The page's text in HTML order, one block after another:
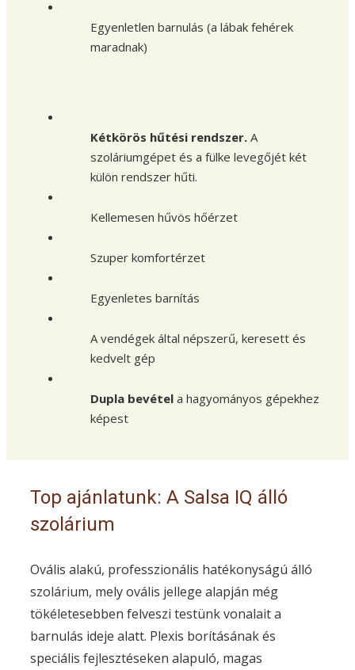
Egyenletlen barnulás (a lábak fehérek
maradnak)
Kétkörös hűtési rendszer. A
szoláriumgépet és a fülke levegőjét két
külön rendszer hűti.
Kellemesen hűvös hőérzet
Szuper komfortérzet
Egyenletes barnítás
A vendégek által népszerű, keresett és
kedvelt gép
Dupla bevétel a hagyományos gépekhez
képest
Top ajánlatunk: A Salsa IQ álló
szolárium
Ovális alakú, professzionális hatékonyságú álló
szolárium, mely ovális jellege alapján még
tökéletesebben felveszi testünk vonalait a
barnulás ideje alatt. Plexis borításának és
speciális fejlesztéseken alapuló, magas